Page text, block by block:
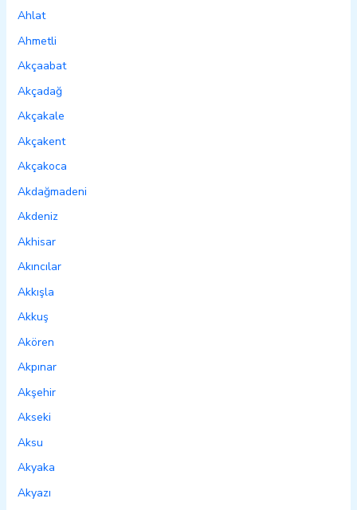
Ahlat
Ahmetli
Akçaabat
Akçadağ
Akçakale
Akçakent
Akçakoca
Akdağmadeni
Akdeniz
Akhisar
Akıncılar
Akkışla
Akkuş
Akören
Akpınar
Akşehir
Akseki
Aksu
Akyaka
Akyazı